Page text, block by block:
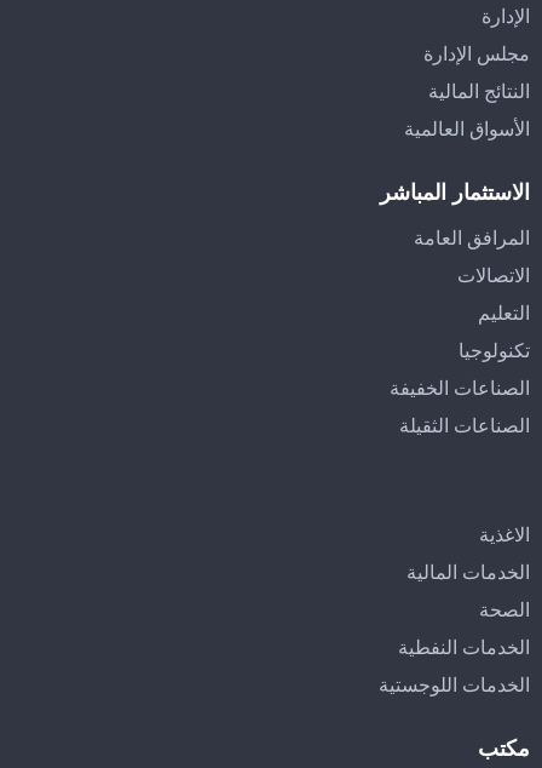
الإدارة
مجلس الإدارة
النتائج المالية
الأسواق العالمية
الاستثمار المباشر
المرافق العامة
الاتصالات
التعليم
تكنولوجيا
الصناعات الخفيفة
الصناعات الثقيلة
الاغذية
الخدمات المالية
الصحة
الخدمات النفطية
الخدمات اللوجستية
مكتب